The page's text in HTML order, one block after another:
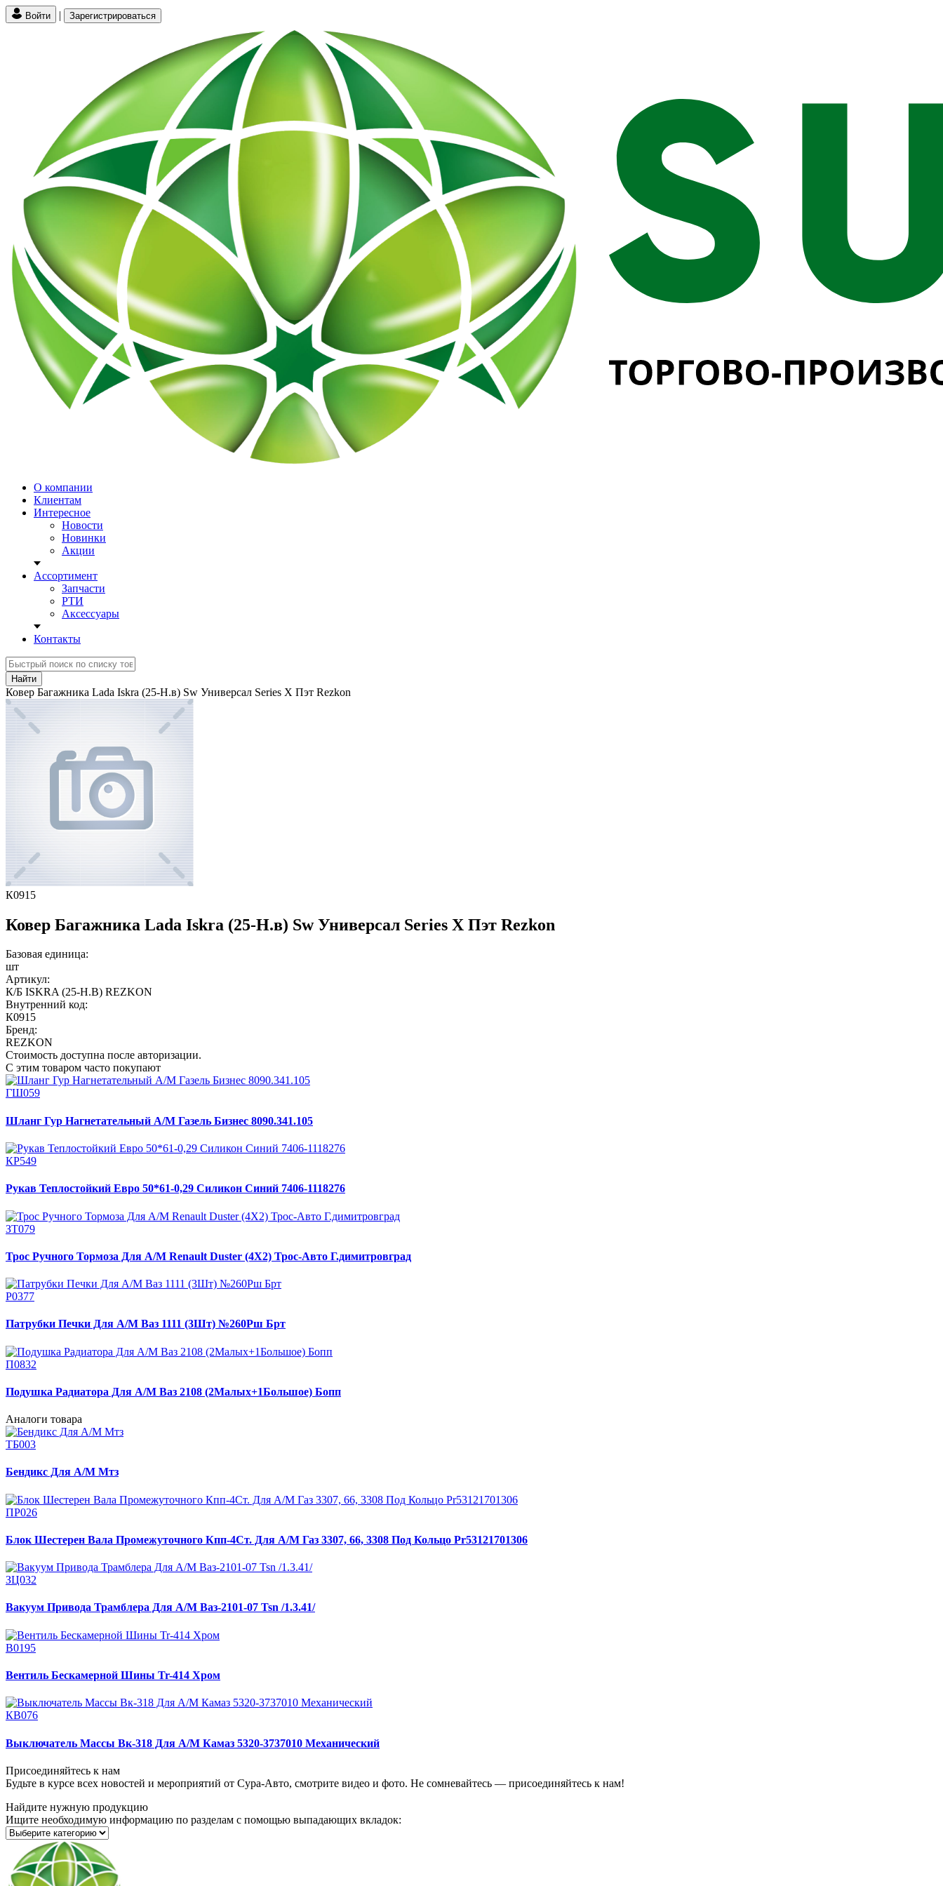
Войти | Зарегистрироваться
О компании
Клиентам
Интересное
Новости
Новинки
Акции
Ассортимент
Запчасти
РТИ
Аксессуары
Контакты
Найти
Ковер Багажника Lada Iskra (25-Н.в) Sw Универсал Series X Пэт Rezkon
К0915
Ковер Багажника Lada Iskra (25-Н.в) Sw Универсал Series X Пэт Rezkon
Базовая единица:
шт
Артикул:
К/Б ISKRA (25-Н.В) REZKON
Внутренний код:
К0915
Бренд:
REZKON
Стоимость доступна после авторизации.
С этим товаром часто покупают
ГШ059
Шланг Гур Нагнетательный А/М Газель Бизнес 8090.341.105
КР549
Рукав Теплостойкий Евро 50*61-0,29 Силикон Синий 7406-1118276
ЗТ079
Трос Ручного Тормоза Для А/М Renault Duster (4Х2) Трос-Авто Г.димитровград
Р0377
Патрубки Печки Для А/М Ваз 1111 (3Шт) №260Рш Брт
П0832
Подушка Радиатора Для А/М Ваз 2108 (2Малых+1Большое) Бопп
Аналоги товара
ТБ003
Бендикс Для А/М Мтз
ПР026
Блок Шестерен Вала Промежуточного Кпп-4Ст. Для А/М Газ 3307, 66, 3308 Под Кольцо Pr53121701306
ЗЦ032
Вакуум Привода Трамблера Для А/М Ваз-2101-07 Tsn /1.3.41/
В0195
Вентиль Бескамерной Шины Tr-414 Хром
КВ076
Выключатель Массы Вк-318 Для А/М Камаз 5320-3737010 Механический
Присоединяйтесь к нам
Будьте в курсе всех новостей и мероприятий от Сура-Авто, смотрите видео и фото. Не сомневайтесь — присоединяйтесь к нам!
Найдите нужную продукцию
Ищите необходимую информацию по разделам с помощью выпадающих вкладок: